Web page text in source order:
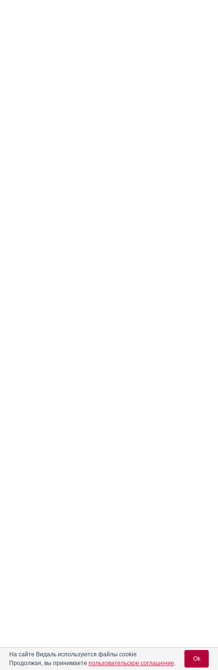
На сайте Видаль используются файлы cookie
Продолжая, вы принимаете пользовательское соглашение.
Ok